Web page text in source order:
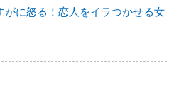
がに怒る！恋人をイラつかせる女